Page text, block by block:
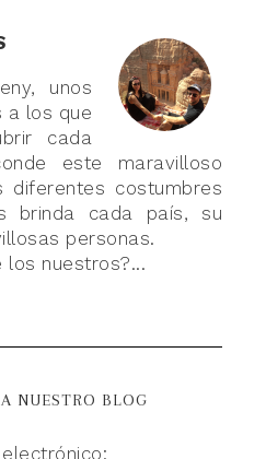
unos
a los que
cada
este maravilloso
diferentes costumbres
brinda cada país, su
personas.
los nuestros?...
NUESTRO BLOG